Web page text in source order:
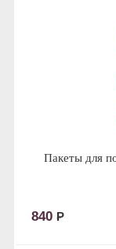
Пакеты для
840 Р